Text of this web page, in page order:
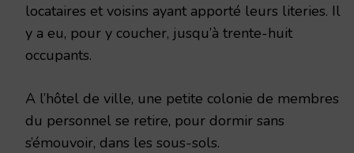
locataires et voisins ayant apporté leurs literies. Il
y a eu, pour y coucher, jusqu’à trente-huit
occupants.
A l’hôtel de ville, une petite colonie de membres
du personnel se retire, pour dormir sans
s’émouvoir, dans les sous-sols.